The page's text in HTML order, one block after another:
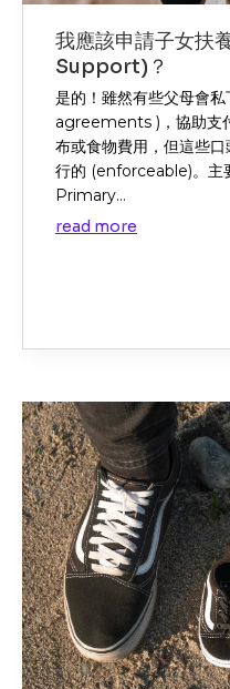
我應該申請子女扶
Support)？
是的！雖然有些父母會
agreements )，協助支
布或食物費用，但這些
行的 (enforceable)。
Primary...
read more